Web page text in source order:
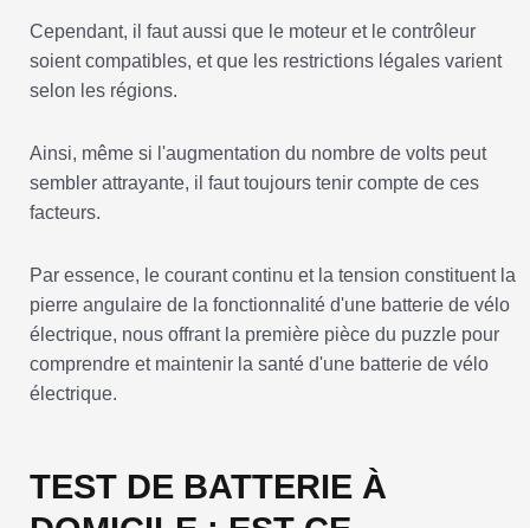
Cependant, il faut aussi que le moteur et le contrôleur
soient compatibles, et que les restrictions légales varient
selon les régions.
Ainsi, même si l'augmentation du nombre de volts peut
sembler attrayante, il faut toujours tenir compte de ces
facteurs.
Par essence, le courant continu et la tension constituent la
pierre angulaire de la fonctionnalité d'une batterie de vélo
électrique, nous offrant la première pièce du puzzle pour
comprendre et maintenir la santé d'une batterie de vélo
électrique.
TEST DE BATTERIE À